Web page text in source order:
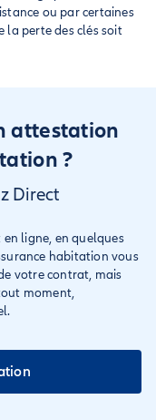
ou par certaines
la perte des clés soit
attestation
?
Direct
ligne, en quelques
habitation vous
votre contrat, mais
moment,